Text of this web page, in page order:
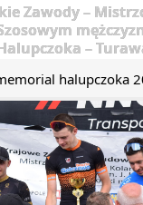
Zawody –
–
halupczoka